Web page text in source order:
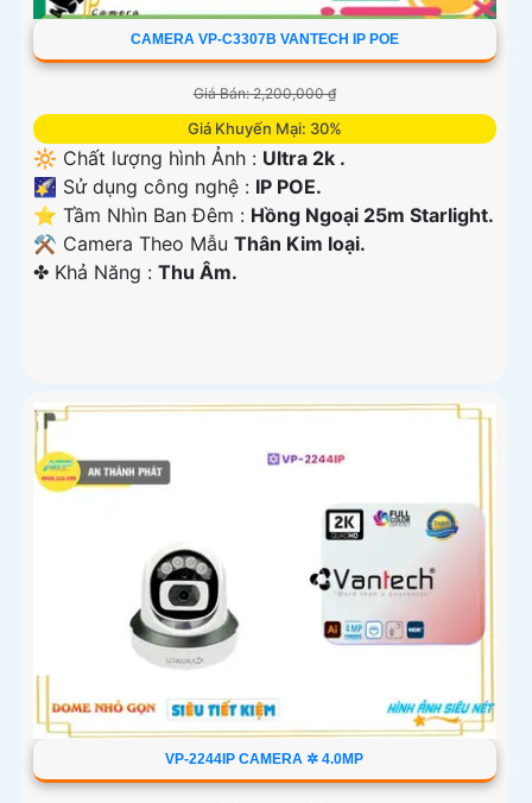
CAMERA VP-C3307B VANTECH IP POE
Giá Bán: 2,200,000 ₫
Giá Khuyến Mại: 30%
🔆 Chất lượng hình Ảnh : Ultra 2k .
🌠 Sử dụng công nghệ : IP POE.
⭐ Tầm Nhìn Ban Đêm : Hồng Ngoại 25m Starlight.
⚒ Camera Theo Mẫu Thân Kim loại.
️✤ Khả Năng : Thu Âm.
VP-2244IP CAMERA ✲ 4.0MP